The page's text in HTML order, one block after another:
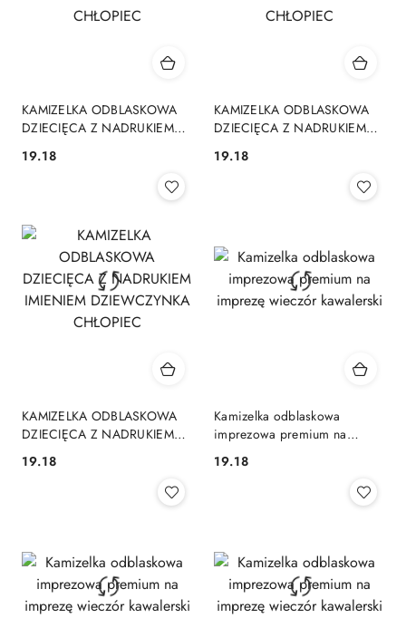
KAMIZELKA ODBLASKOWA
DZIECIĘCA Z NADRUKIEM
CHŁOPIEC
Cena:
19.18
KAMIZELKA ODBLASKOWA
DZIECIĘCA Z NADRUKIEM
CHŁOPIEC
Cena:
19.18
KAMIZELKA ODBLASKOWA
DZIECIĘCA Z NADRUKIEM
CHŁOPIEC
Cena:
19.18
Kamizelka odblaskowa
imprezowa premium na
Cena:
19.18